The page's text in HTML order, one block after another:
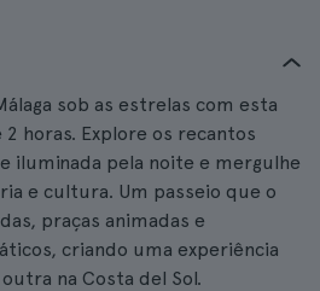
sob as estrelas com esta
2 horas. Explore os recantos
iluminada pela noite e mergulhe
e cultura. Um passeio que o
praças animadas e
criando uma experiência
na Costa del Sol.